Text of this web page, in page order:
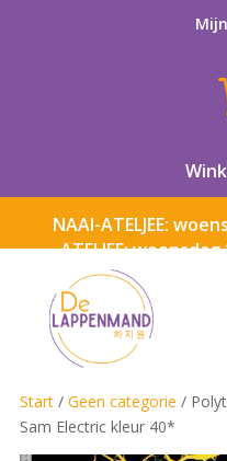
NAAI-ATELJEE:
ATELJEE:
Start/ Geen categorie /
Sam Electric kleur 40*